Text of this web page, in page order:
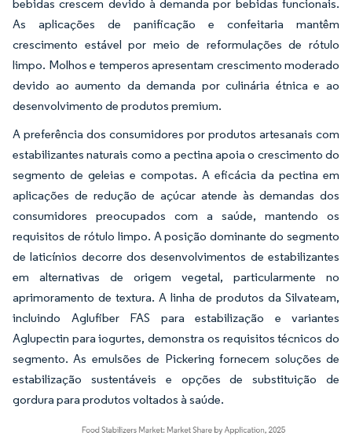
bebidas crescem devido à demanda por bebidas funcionais.
As aplicações de panificação e confeitaria mantêm
crescimento estável por meio de reformulações de rótulo
limpo. Molhos e temperos apresentam crescimento moderado
devido ao aumento da demanda por culinária étnica e ao
desenvolvimento de produtos premium.
A preferência dos consumidores por produtos artesanais com
estabilizantes naturais como a pectina apoia o crescimento do
segmento de geleias e compotas. A eficácia da pectina em
aplicações de redução de açúcar atende às demandas dos
consumidores preocupados com a saúde, mantendo os
requisitos de rótulo limpo. A posição dominante do segmento
de laticínios decorre dos desenvolvimentos de estabilizantes
em alternativas de origem vegetal, particularmente no
aprimoramento de textura. A linha de produtos da Silvateam,
incluindo Aglufiber FAS para estabilização e variantes
Aglupectin para iogurtes, demonstra os requisitos técnicos do
segmento. As emulsões de Pickering fornecem soluções de
estabilização sustentáveis e opções de substituição de
gordura para produtos voltados à saúde.